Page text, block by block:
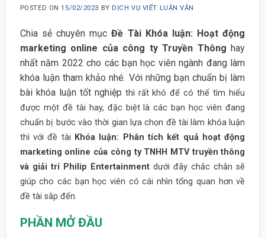
POSTED ON15/02/2023 BY DỊCH VỤ VIẾT LUẬN VĂN
Chia sẻ chuyên mụcĐề Tài Khóa luận: Hoạt động
marketing online của công ty Truyền Thônghay
nhất năm 2022 cho các bạn học viên ngành đang làm
khóa luận tham khảo nhé. Với những bạn chuẩn bị làm
bài khóa luận tốt nghiệp thì rất khó để có thể tìm hiểu
được một đề tài hay, đặc biệt là các bạn học viên đang
chuẩn bị bước vào thời gian lựa chọn đề tài làm khóa luận
thì với đề tài Khóa luận: Phân tích kết quả hoạt động
marketing online của công ty TNHH MTV truyền thông
và giải trí Philip Entertainmentdưới đây chắc chắn sẽ
giúp cho các bạn học viên có cái nhìn tổng quan hơn về
đề tài sắp đến.
PHẦN MỞ ĐẦU